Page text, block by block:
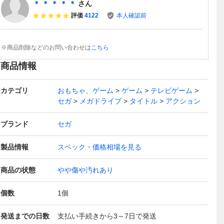
＊ ＊ ＊ ＊ ＊ さん
評価 4122 本人確認前
※商品削除などのお問い合わせはこちら
商品情報
カテゴリ おもちゃ、ゲーム ゲーム
テレビゲーム
セガ
メガドライブ タイトル アクション
ブランド セガ
製品情報 スペック・価格相場を見る
商品の状態 やや傷や汚れあり
個数 1個
発送までの日数 支払い手続きから3～7日で発送